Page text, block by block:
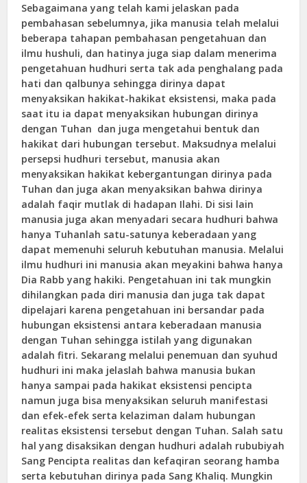
Sebagaimana yang telah kami jelaskan pada
pembahasan sebelumnya, jika manusia telah melalui
beberapa tahapan pembahasan pengetahuan dan
ilmu hushuli, dan hatinya juga siap dalam menerima
pengetahuan hudhuri serta tak ada penghalang pada
hati dan qalbunya sehingga dirinya dapat
menyaksikan hakikat-hakikat eksistensi, maka pada
saat itu ia dapat menyaksikan hubungan dirinya
dengan Tuhan dan juga mengetahui bentuk dan
hakikat dari hubungan tersebut. Maksudnya melalui
persepsi hudhuri tersebut, manusia akan
menyaksikan hakikat kebergantungan dirinya pada
Tuhan dan juga akan menyaksikan bahwa dirinya
adalah faqir mutlak di hadapan Ilahi. Di sisi lain
manusia juga akan menyadari secara hudhuri bahwa
hanya Tuhanlah satu-satunya keberadaan yang
dapat memenuhi seluruh kebutuhan manusia. Melalui
ilmu hudhuri ini manusia akan meyakini bahwa hanya
Dia Rabb yang hakiki. Pengetahuan ini tak mungkin
dihilangkan pada diri manusia dan juga tak dapat
dipelajari karena pengetahuan ini bersandar pada
hubungan eksistensi antara keberadaan manusia
dengan Tuhan sehingga istilah yang digunakan
adalah fitri. Sekarang melalui penemuan dan syuhud
hudhuri ini maka jelaslah bahwa manusia bukan
hanya sampai pada hakikat eksistensi pencipta
namun juga bisa menyaksikan seluruh manifestasi
dan efek-efek serta kelaziman dalam hubungan
realitas eksistensi tersebut dengan Tuhan. Salah satu
hal yang disaksikan dengan hudhuri adalah rububiyah
Sang Pencipta realitas dan kefaqiran seorang hamba
serta kebutuhan dirinya pada Sang Khaliq. Mungkin